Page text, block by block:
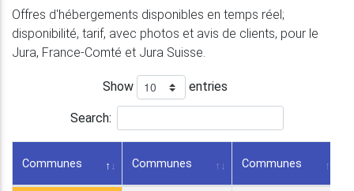
Offres d'hébergements disponibles en temps réel;
disponibilité, tarif, avec photos et avis de clients, pour le
Jura, France-Comté et Jura Suisse.
Show entries
Search:
Communes Communes Communes